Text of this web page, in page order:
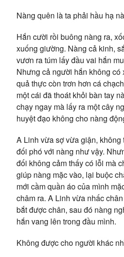
Nàng quên là ta phải hầu hạ
Hắn cười rồi buông nàng ra,
xuống giường. Nàng cả kinh,
vươn ra túm lấy đầu vai hắn
Nhưng cả người hắn không có
quả thực còn trơn hơn cá
một cái đã thoát khỏi bàn tay
chạy ngay mà lấy ra một cây
huyệt đạo không cho nàng
A Linh vừa sợ vừa giận, không
đối phó với nàng như vậy.
đối không cảm thấy có lỗi mà
giúp nàng mặc vào, lại buộc
mới cầm quần áo của mình
châm ra. A Linh vừa nhấc
bắt được chân, sau đó nàng
hắn vang lên trong đầu mình.
Không được cho người khác